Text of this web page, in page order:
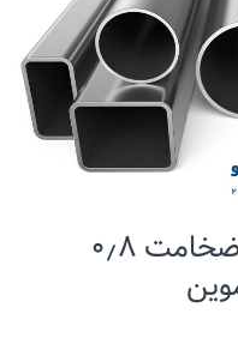
پروفیل (قوطی) ۴۰×۴۰ ضخامت ۰٫۸